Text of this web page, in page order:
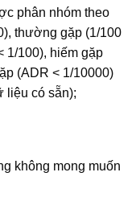
phân nhóm theo
thường gặp (1/100
1/100), hiếm gặp
(ADR < 1/10000)
liệu có sẵn);
không mong muốn